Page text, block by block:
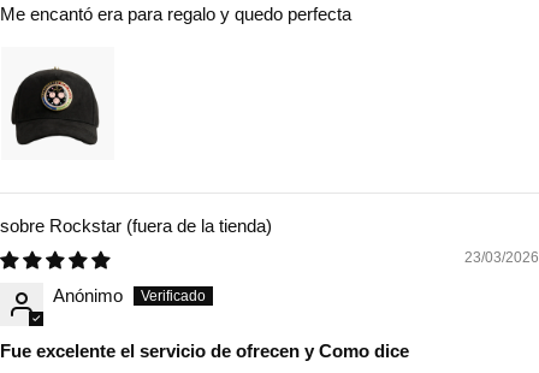
Me encantó era para regalo y quedo perfecta
Rockstar
23/03/2026
Anónimo
Fue excelente el servicio de ofrecen y Como dice